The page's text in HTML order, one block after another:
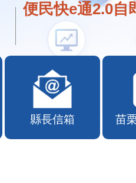
便民快e通2.0自
縣長信箱 苗